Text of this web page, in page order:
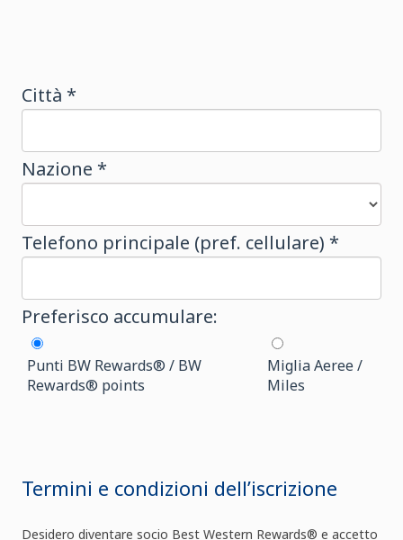
Città *
Nazione *
Telefono principale (pref. cellulare) *
Preferisco accumulare:
Punti BW Rewards® / BW
Rewards® points
Miglia Aeree /
Miles
Termini e condizioni dell’iscrizione
Desidero diventare socio Best Western Rewards® e accetto